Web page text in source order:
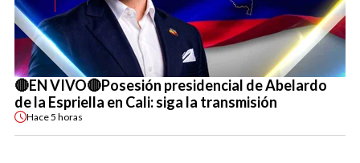
🔴EN VIVO🔴Posesión presidencial de Abelardo
de la Espriella en Cali: siga la transmisión
Hace5 horas